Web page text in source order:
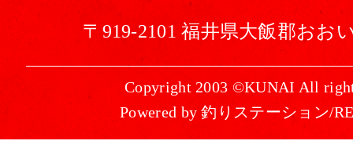
〒919-2101 福井県大飯郡おお
Copyright 2003 ©KUNAI All
Powered by 釣りステーション/